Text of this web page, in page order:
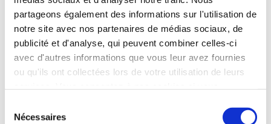
partageons également des informations sur l'utilisation de
notre site avec nos partenaires de médias sociaux, de
publicité et d'analyse, qui peuvent combiner celles-ci
avec d'autres informations que vous leur avez fournies
ou qu'ils ont collectées lors de votre utilisation de leurs
Nécessaires
Ville :
CONTREXEVILLE - 88140
Ouverture :
30 mars au 14 novembre 2026